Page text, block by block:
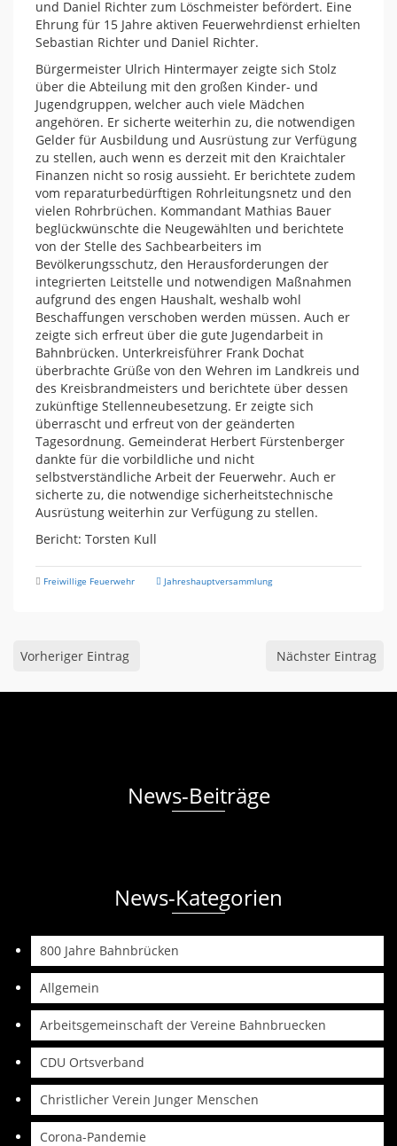
und Daniel Richter zum Löschmeister befördert. Eine
Ehrung für 15 Jahre aktiven Feuerwehrdienst erhielten
Sebastian Richter und Daniel Richter.
Bürgermeister Ulrich Hintermayer zeigte sich Stolz
über die Abteilung mit den großen Kinder- und
Jugendgruppen, welcher auch viele Mädchen
angehören. Er sicherte weiterhin zu, die notwendigen
Gelder für Ausbildung und Ausrüstung zur Verfügung
zu stellen, auch wenn es derzeit mit den Kraichtaler
Finanzen nicht so rosig aussieht. Er berichtete zudem
vom reparaturbedürftigen Rohrleitungsnetz und den
vielen Rohrbrüchen. Kommandant Mathias Bauer
beglückwünschte die Neugewählten und berichtete
von der Stelle des Sachbearbeiters im
Bevölkerungsschutz, den Herausforderungen der
integrierten Leitstelle und notwendigen Maßnahmen
aufgrund des engen Haushalt, weshalb wohl
Beschaffungen verschoben werden müssen. Auch er
zeigte sich erfreut über die gute Jugendarbeit in
Bahnbrücken. Unterkreisführer Frank Dochat
überbrachte Grüße von den Wehren im Landkreis und
des Kreisbrandmeisters und berichtete über dessen
zukünftige Stellenneubesetzung. Er zeigte sich
überrascht und erfreut von der geänderten
Tagesordnung. Gemeinderat Herbert Fürstenberger
dankte für die vorbildliche und nicht
selbstverständliche Arbeit der Feuerwehr. Auch er
sicherte zu, die notwendige sicherheitstechnische
Ausrüstung weiterhin zur Verfügung zu stellen.
Bericht: Torsten Kull
Freiwillige Feuerwehr Jahreshauptversammlung
Vorheriger Eintrag Nächster Eintrag
News-Beiträge
News-Kategorien
800 Jahre Bahnbrücken
Allgemein
Arbeitsgemeinschaft der Vereine Bahnbruecken
CDU Ortsverband
Christlicher Verein Junger Menschen
Corona-Pandemie